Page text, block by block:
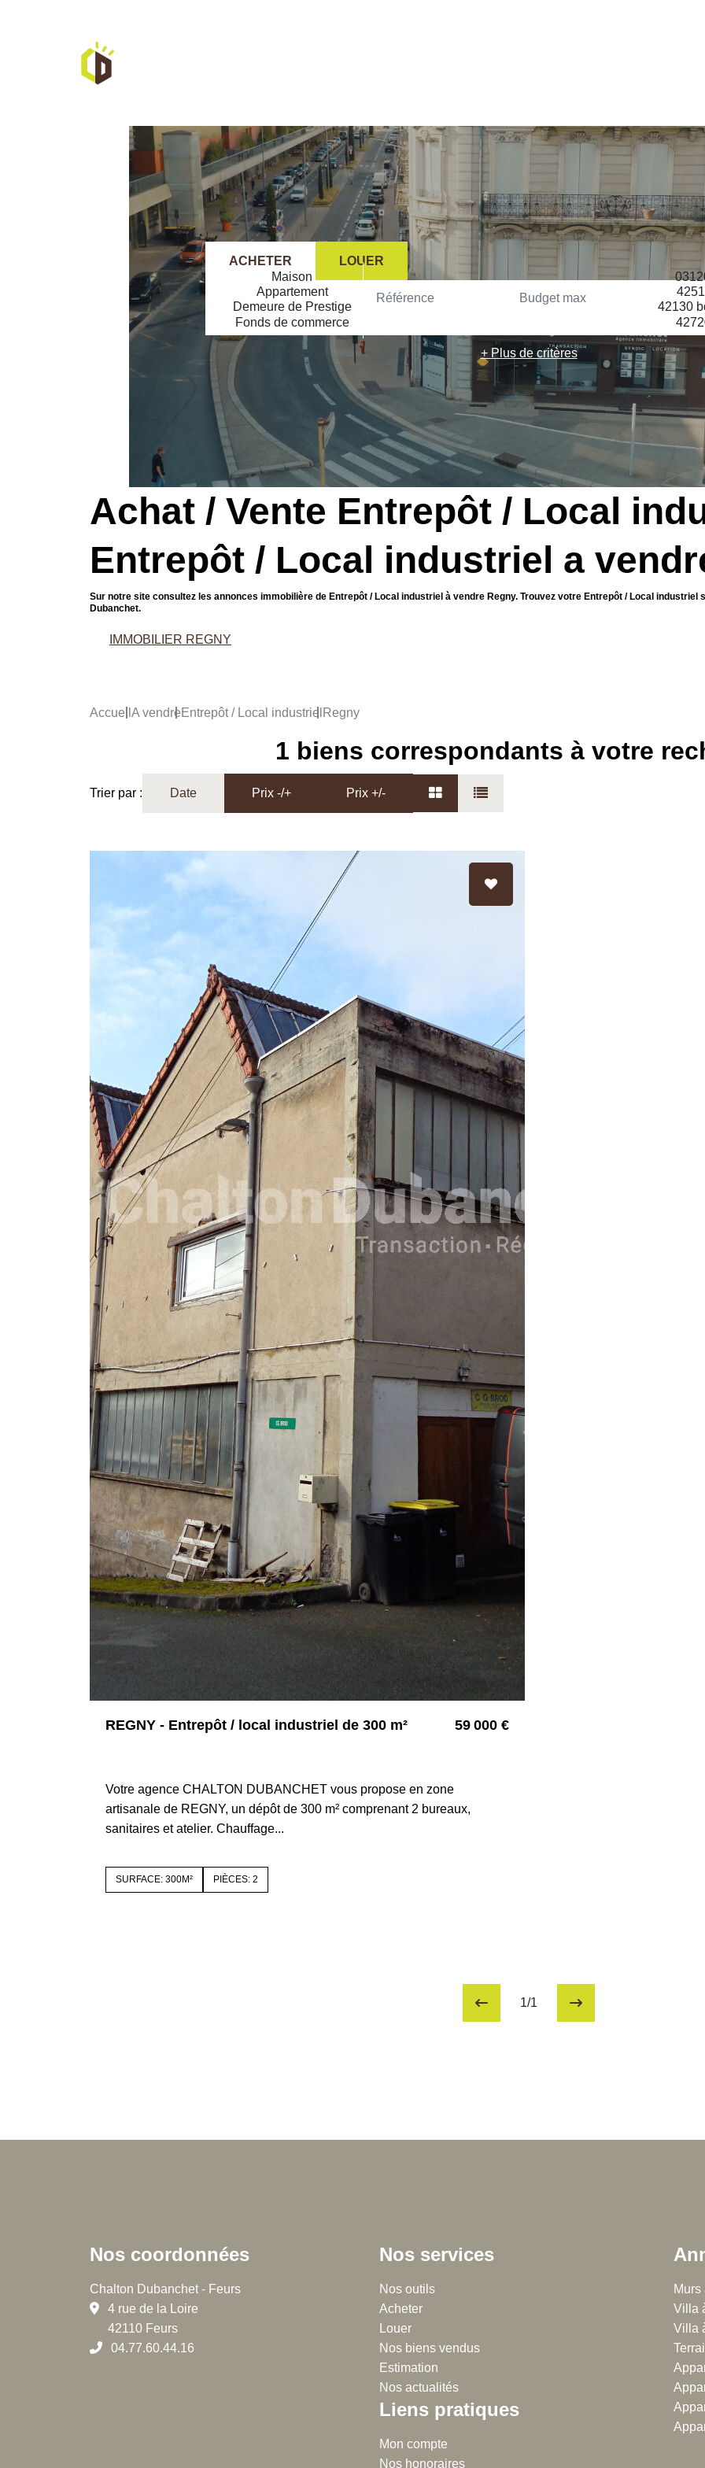
ACHETER LOUER
+ Plus de critères
Achat / Vente Entrepôt / Local
Entrepôt / Local industriel a
Sur notre site consultez les annonces immobilière de Entrepôt / Local industriel à vendre Regny. Trouvez votre Entrepôt / Local
Dubanchet.
IMMOBILIER REGNY
Accueil A vendreEntrepôt / Local industriel Regny
1 biens correspondants à votre
Trier par : Date Prix -/+ Prix +/-
REGNY - Entrepôt / local industriel de 300 m² 59 000 €
Votre agence CHALTON DUBANCHET vous propose en zone
artisanale de REGNY, un dépôt de 300 m² comprenant 2 bureaux,
sanitaires et atelier. Chauffage...
SURFACE: 300M² PIÈCES: 2
1/1
Nos coordonnées
Chalton Dubanchet - Feurs
4 rue de la Loire
42110 Feurs
04.77.60.44.16
Chalton Dubanchet - Roanne
38 rue Emile Noirot
42300 Roanne
04.77.60.44.16
Nos services
Nos outils
Acheter
Louer
Nos biens vendus
Estimation
Nos actualités
Liens pratiques
Mon compte
Nos honoraires
Murs
Villa
Villa